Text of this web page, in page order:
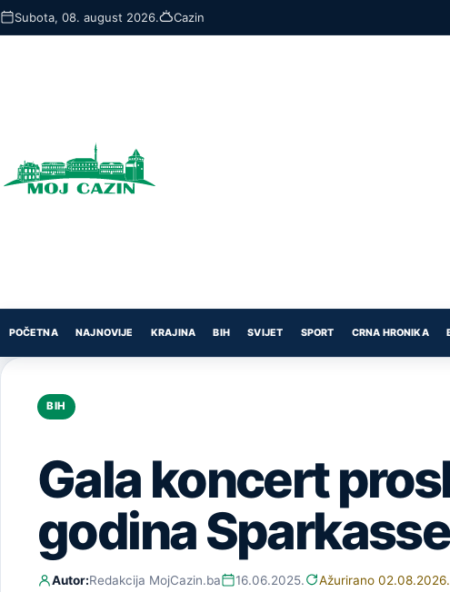
Skip
to
Subota, 08. august 2026. Cazin
POČETNA NAJNOVIJE KRAJINA BIH SVIJET SPORT CRNA HRONIKA
BIH
Gala koncert
godina
Autor:Redakcija MojCazin.ba 16.06.2025. Ažurirano